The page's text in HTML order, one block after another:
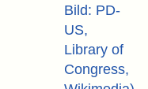
Bild: PD-
US,
Library of
Congress,